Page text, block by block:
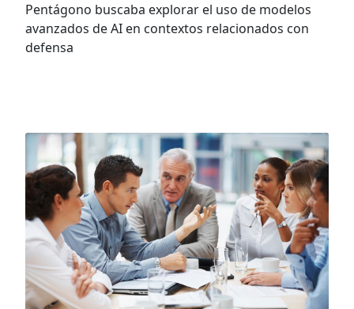
Pentágono buscaba explorar el uso de modelos
avanzados de AI en contextos relacionados con
defensa